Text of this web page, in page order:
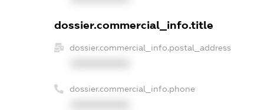
dossier.commercial_info.title
dossier.commercial_info.postal_address
dossier.commercial_info.phone